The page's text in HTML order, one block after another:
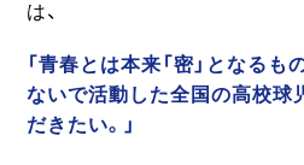
は、
「青春とは本来「密」となるも
ないで活動した全国の高校球
だきたい。」